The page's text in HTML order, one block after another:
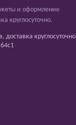
и оформление
круглосуточно.
доставка круглосуточно